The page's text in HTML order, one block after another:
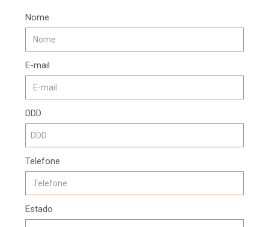
Nome
E-mail
DDD
Telefone
Estado